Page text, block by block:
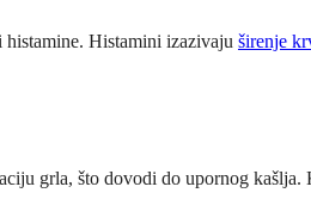
histamine. Histamini izazivaju širenje
grla, što dovodi do upornog